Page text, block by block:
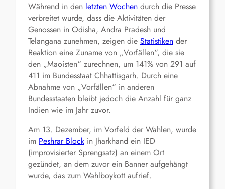
Während in den letzten Wochen durch die Presse
verbreitet wurde, dass die Aktivitäten der
Genossen in Odisha, Andra Pradesh und
Telangana zunehmen, zeigen die Statistiken der
Reaktion eine Zuname von „Vorfällen“, die sie
den „Maoisten“ zurechnen, um 141% von 291 auf
411 im Bundesstaat Chhattisgarh. Durch eine
Abnahme von „Vorfällen“ in anderen
Bundesstaaten bleibt jedoch die Anzahl für ganz
Indien wie im Jahr zuvor.
Am 13. Dezember, im Vorfeld der Wahlen, wurde
im Peshrar Block in Jharkhand ein IED
(improvisierter Sprengsatz) an einem Ort
gezündet, an dem zuvor ein Banner aufgehängt
wurde, das zum Wahlboykott aufrief.